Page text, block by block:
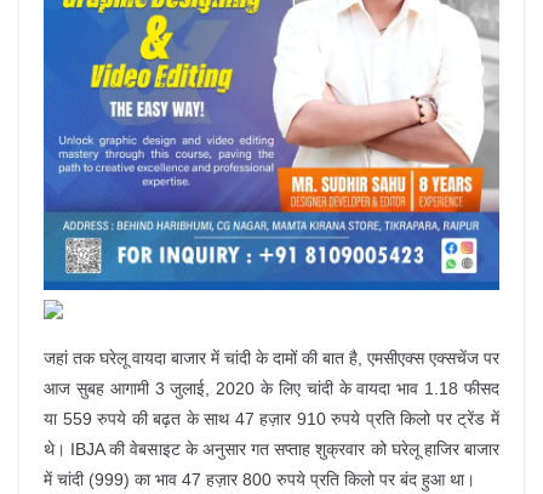
जहां तक घरेलू वायदा बाजार में चांदी के दामों की बात है, एमसीएक्स एक्‍सचेंज पर
आज सुबह आगामी 3 जुलाई, 2020 के लिए चांदी के वायदा भाव 1.18 फीसद
या 559 रुपये की बढ़त के साथ 47 हज़ार 910 रुपये प्रति किलो पर ट्रेंड में
थे। IBJA की वेबसाइट के अनुसार गत सप्‍ताह शुक्रवार को घरेलू हाजिर बाजार
में चांदी (999) का भाव 47 हज़ार 800 रुपये प्रति किलो पर बंद हुआ था।